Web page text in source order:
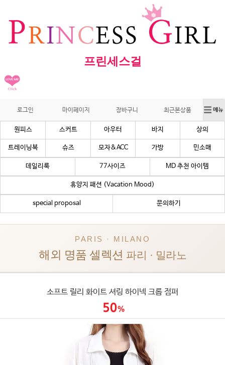
프린세스걸
로그인 마이페이지 장바구니 최근본상품
원피스 스커트 아우터 바지 상의
트레이닝복 슈즈 모자&ACC 가방 민소매
데일리룩 77사이즈 MD 추천 아이템
휴양지 패션 (Vacation Mood)
special proposal 문의하기
PARIS · MILANO
해외 명품 셀렉션 파리 · 밀라노
소프트 릴리 화이트 셔링 하이넥 크롭 점퍼